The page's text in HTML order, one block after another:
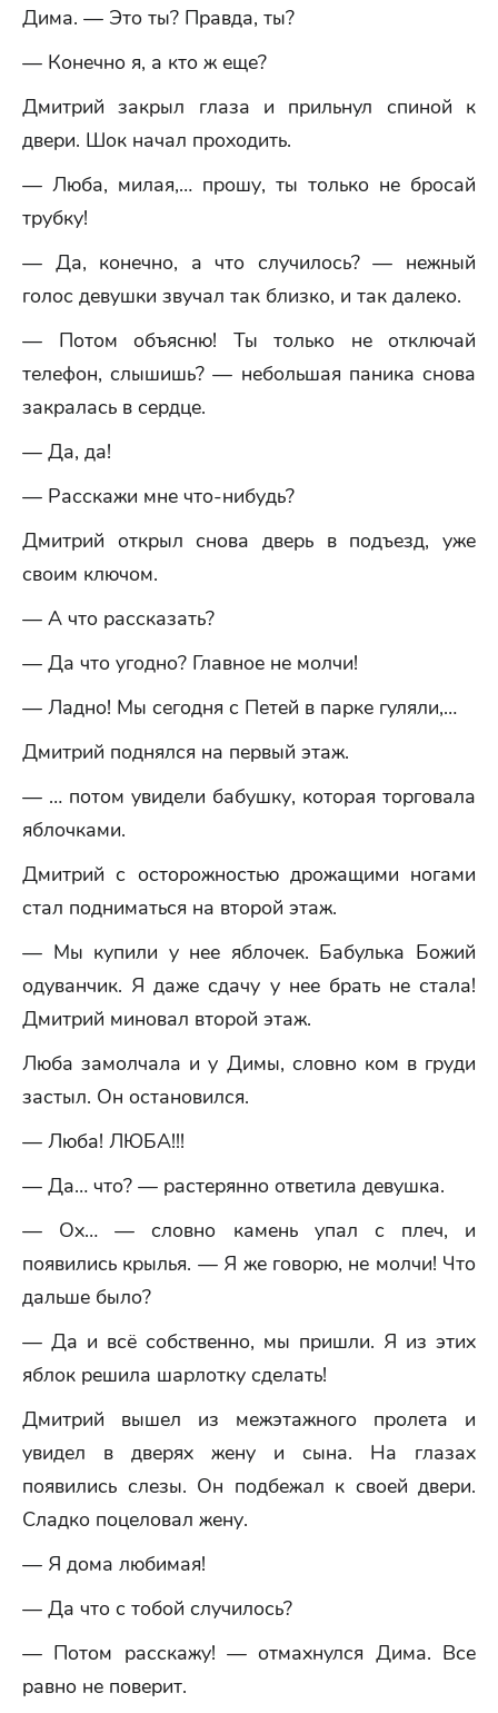
Дима. — Это ты? Правда, ты?
— Конечно я, а кто ж еще?
Дмитрий закрыл глаза и прильнул спиной к
двери. Шок начал проходить.
— Люба, милая,… прошу, ты только не бросай
трубку!
— Да, конечно, а что случилось? — нежный
голос девушки звучал так близко, и так далеко.
— Потом объясню! Ты только не отключай
телефон, слышишь? — небольшая паника снова
закралась в сердце.
— Да, да!
— Расскажи мне что-нибудь?
Дмитрий открыл снова дверь в подъезд, уже
своим ключом.
— А что рассказать?
— Да что угодно? Главное не молчи!
— Ладно! Мы сегодня с Петей в парке гуляли,…
Дмитрий поднялся на первый этаж.
— … потом увидели бабушку, которая торговала
яблочками.
Дмитрий с осторожностью дрожащими ногами
стал подниматься на второй этаж.
— Мы купили у нее яблочек. Бабулька Божий
одуванчик. Я даже сдачу у нее брать не стала!
Дмитрий миновал второй этаж.
Люба замолчала и у Димы, словно ком в груди
застыл. Он остановился.
— Люба! ЛЮБА!!!
— Да… что? — растерянно ответила девушка.
— Ох… — словно камень упал с плеч, и
появились крылья. — Я же говорю, не молчи! Что
дальше было?
— Да и всё собственно, мы пришли. Я из этих
яблок решила шарлотку сделать!
Дмитрий вышел из межэтажного пролета и
увидел в дверях жену и сына. На глазах
появились слезы. Он подбежал к своей двери.
Сладко поцеловал жену.
— Я дома любимая!
— Да что с тобой случилось?
— Потом расскажу! — отмахнулся Дима. Все
равно не поверит.